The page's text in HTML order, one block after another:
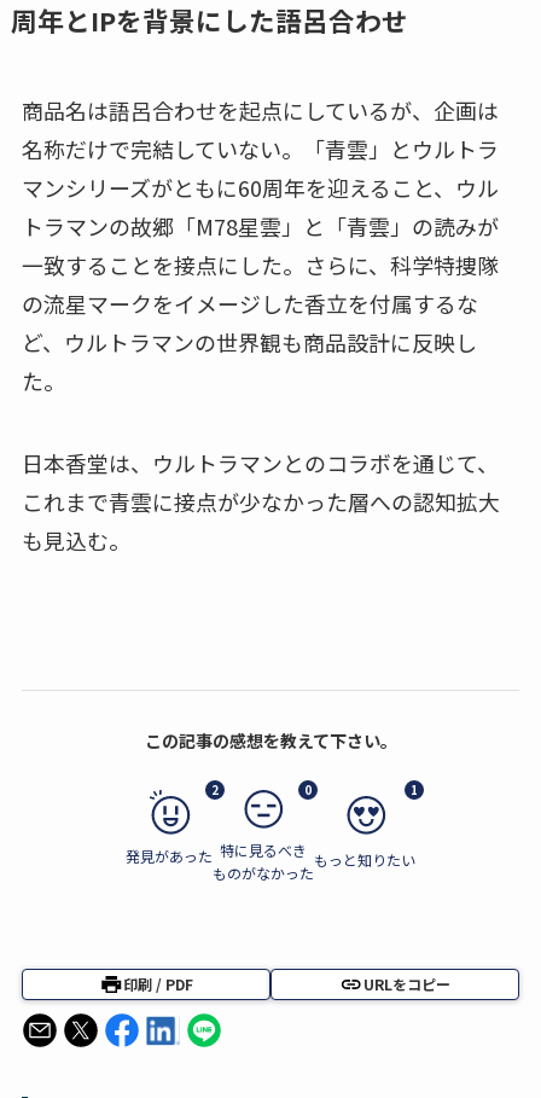
周年とIPを背景にした語呂合わせ
商品名は語呂合わせを起点にしているが、企画は
名称だけで完結していない。「青雲」とウルトラ
マンシリーズがともに60周年を迎えること、ウル
トラマンの故郷「M78星雲」と「青雲」の読みが
一致することを接点にした。さらに、科学特捜隊
の流星マークをイメージした香立を付属するな
ど、ウルトラマンの世界観も商品設計に反映し
た。
日本香堂は、ウルトラマンとのコラボを通じて、
これまで青雲に接点が少なかった層への認知拡大
も見込む。
この記事の感想を教えて下さい。
2
発見があった
0
特に見るべき
ものがなかった
1
もっと知りたい
印刷 / PDF URLをコピー